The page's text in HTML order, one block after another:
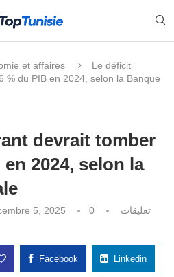
et affaires
Le déficit
% du PIB en 2024, selon la Banque
devrait tomber
2024, selon la
5, 2025
0 تعليقات
Facebook Linkedin